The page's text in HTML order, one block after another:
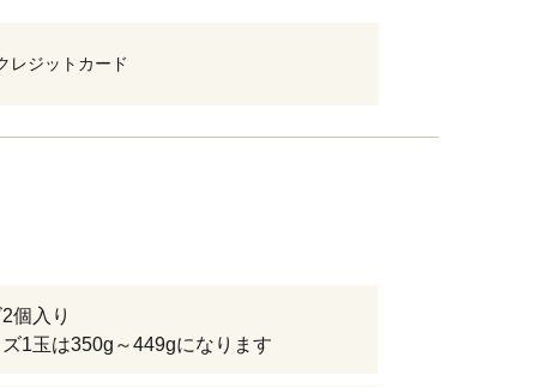
レジットカード
2個入り
1玉は350g～449gになります